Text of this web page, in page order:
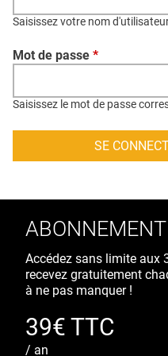
CONTACT
CRÉDITS
Saisissez votre nom
Mot de passe *
Saisissez le mot de passe
Accédez sans limite aux
recevez gratuitement
à ne pas manquer !
39€ TTC
/ an